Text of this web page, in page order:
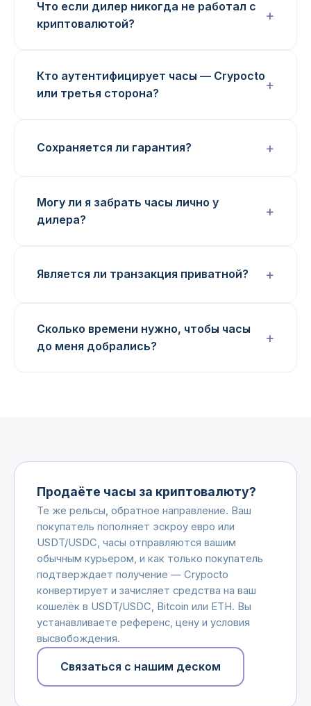
Что если дилер никогда не работал с
криптовалютой?
Кто аутентифицирует часы — Crypocto
или третья сторона?
Сохраняется ли гарантия?
Могу ли я забрать часы лично у
дилера?
Является ли транзакция приватной?
Сколько времени нужно, чтобы часы
до меня добрались?
Продаёте часы за криптовалюту?
Те же рельсы, обратное направление. Ваш
покупатель пополняет эскроу евро или
USDT/USDC, часы отправляются вашим
обычным курьером, и как только покупатель
подтверждает получение — Crypocto
конвертирует и зачисляет средства на ваш
кошелёк в USDT/USDC, Bitcoin или ETH. Вы
устанавливаете референс, цену и условия
высвобождения.
Связаться с нашим деском